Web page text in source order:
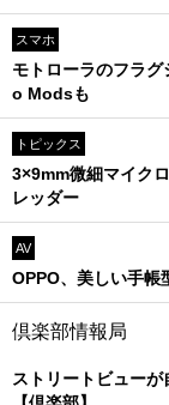
スマホ
モトローラのフラ
o Modsも
トピックス
3×9mm微細マイク
レッダー
AV
OPPO、美しい手帳
倶楽部情報局
ストリートビュー